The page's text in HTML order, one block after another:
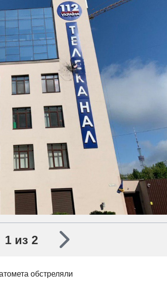
1 из 2
обстреляли